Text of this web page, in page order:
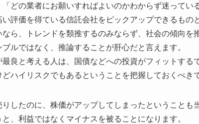
どの業者にお願いすればよいのかわからず迷ってい
評価を得ている信託会社をピックアップできるもの
ら、トレンドを類推するのみならず、社会の傾向を
ルではなく、推論することが肝心だと言えます。
良と考える人は、国債などへの投資がフィットする
ハイリスクでもあるということを把握しておくべき
したのに、株価がアップしてしまったということも
、利益ではなくマイナスを被ることになります。